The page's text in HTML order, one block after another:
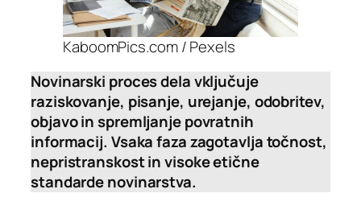
KaboomPics.com / Pexels
Novinarski proces dela vključuje
raziskovanje, pisanje, urejanje, odobritev,
objavo in spremljanje povratnih
informacij. Vsaka faza zagotavlja točnost,
nepristranskost in visoke etične
standarde novinarstva.